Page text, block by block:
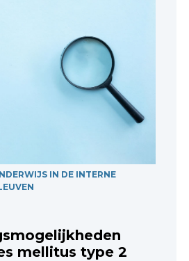
IN DE INTERNE
mellitus type 2